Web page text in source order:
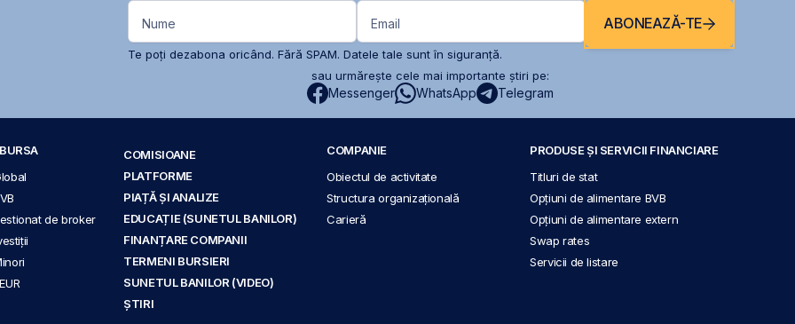
Nume Email ABONEAZĂ-TE
Te poți dezabona oricând. Fără SPAM. Datele tale sunt în siguranță.
sau urmărește cele mai importante știri pe:
Messenger WhatsApp Telegram
de broker
COMISIOANE
PLATFORME
PIAȚĂ ȘI ANALIZE
EDUCAȚIE (SUNETUL BANILOR)
FINANȚARE COMPANII
TERMENI BURSIERI
SUNETUL BANILOR (VIDEO)
ȘTIRI
COMPANIE
Obiectul de activitate
Structura organizațională
Carieră
PRODUSE ȘI SERVICII FINANCIARE
Titluri de stat
Opțiuni de alimentare BVB
Opțiuni de alimentare extern
Swap rates
Servicii de listare